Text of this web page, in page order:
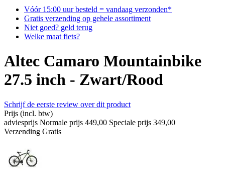
Vóór 15:00 uur besteld = vandaag verzonden*
Gratis verzending op gehele assortiment
Niet goed? geld terug
Welke maat fiets?
Altec Camaro Mountainbike
27.5 inch - Zwart/Rood
Schrijf de eerste review over dit product
Prijs (incl. btw)
adviesprijs Normale prijs 449,00 Speciale prijs 349,00
Verzending Gratis